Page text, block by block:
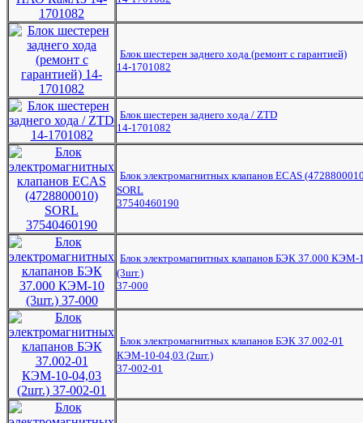
Блок шестерен заднего хода (ремонт с гарантией)
14-1701082
Блок шестерен заднего хода / ZTD
14-1701082
Блок электромагнитных клапанов ECAS
SORL
37540460190
Блок электромагнитных клапанов БЭК 37.000 КЭМ-
(3шт.)
37-000
Блок электромагнитных клапанов БЭК 37.002-01
КЭМ-10-04,03 (2шт.)
37-002-01